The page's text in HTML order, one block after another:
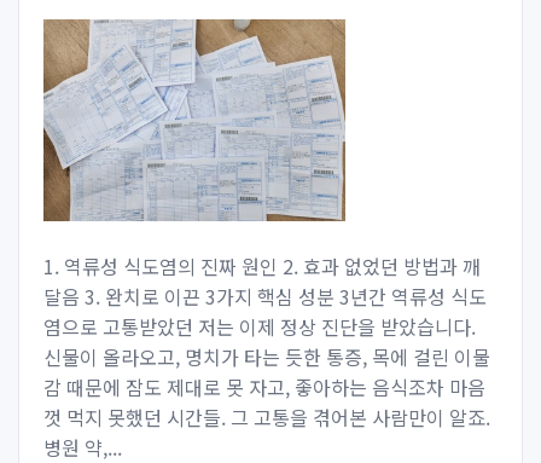
1. 역류성 식도염의 진짜 원인 2. 효과 없었던 방법과 깨
달음 3. 완치로 이끈 3가지 핵심 성분 3년간 역류성 식도
염으로 고통받았던 저는 이제 정상 진단을 받았습니다.
신물이 올라오고, 명치가 타는 듯한 통증, 목에 걸린 이물
감 때문에 잠도 제대로 못 자고, 좋아하는 음식조차 마음
껏 먹지 못했던 시간들. 그 고통을 겪어본 사람만이 알죠.
병원 약,...